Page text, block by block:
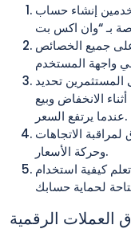
إنشاء حساب
جميع الخصائص
تحديد
الانخفاض وبيع
عندما يرتفع السعر.
الاتجاهات
وحركة الأسعار.
كيفية استخدام
الرقمية